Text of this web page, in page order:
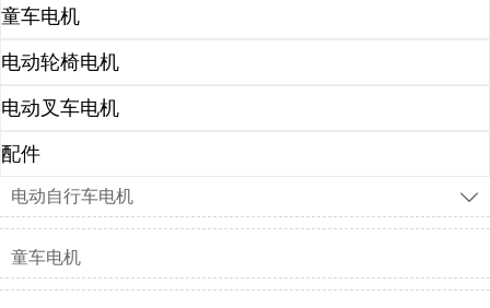
童车电机
电动轮椅电机
电动叉车电机
配件
电动自行车电机 
童车电机